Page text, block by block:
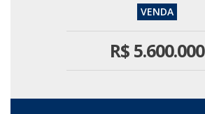
R$5.600.000